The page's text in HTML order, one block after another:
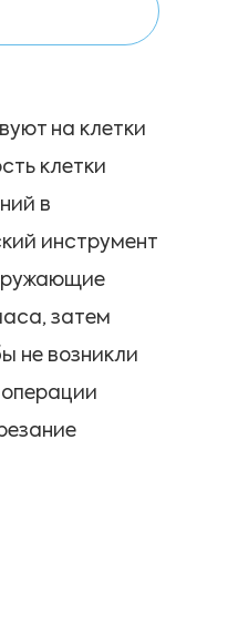
на клетки
клетки
в
инструмент
затем
не возникли